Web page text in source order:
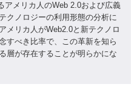
アメリカ 人のWeb 2.0および広義
クノロジーの利用形態の分析に
メリカ人がWeb2.0と新テクノロ
すべき 比率で、この革新を知ら
層が存在することが明らかにな